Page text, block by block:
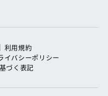
利用規約
イバシーポリシー
づく表記